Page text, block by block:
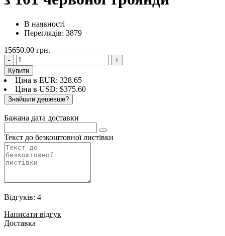
В наявності
Переглядiв: 3879
15650.00 грн.
-
+
Купити
Ціна в EUR: 328.65
Ціна в USD: $375.60
Знайшли дешевше?
Бажана дата доставки
Текст до безкоштовної листівки
Відгуків: 4
Написати відгук
Доставка